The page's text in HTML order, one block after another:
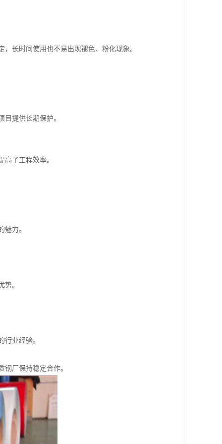
长时间使用也不易出现褪色、粉化现象。
提供长期保护。
了工程效率。
力。
势。
业经验。
厂保持稳定合作。